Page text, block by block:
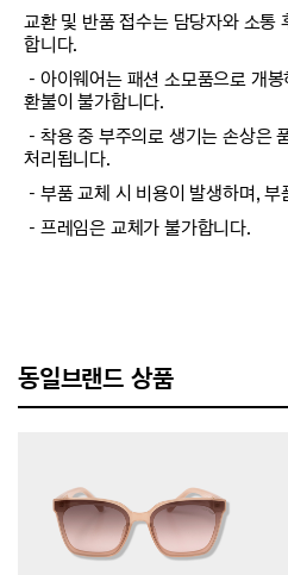
교환 및 반품 접수는 담당자와 소통
합니다.
－아이웨어는 패션 소모품으로 개
환불이 불가합니다.
－착용 중 부주의로 생기는 손상은
처리됩니다.
－부품 교체 시 비용이 발생하며,
－프레임은 교체가 불가합니다.
동일브랜드 상품